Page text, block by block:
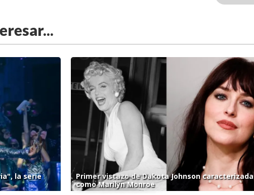
la serie
Primer vistazo de Dakota Johnson caracterizada
como Marilyn Monroe